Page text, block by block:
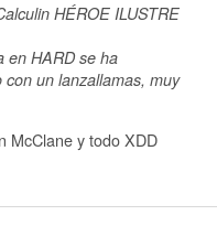
HÉROE ILUSTRE
en HARD se ha
un lanzallamas, muy
McClane y todo XDD